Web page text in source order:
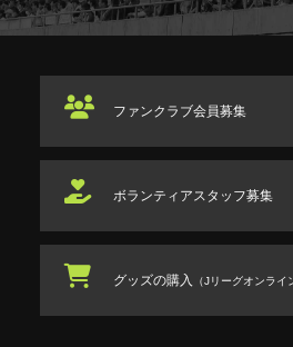
ファンクラブ会員募集
ボランティアスタッフ募集
グッズの購入 （Jリーグオンライ